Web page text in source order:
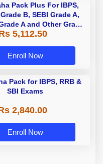
Pack Plus For IBPS,
B, SEBI Grade A,
A and Other Grade
B Bank Exams
5,112.50
Enroll Now
Pack for IBPS, RRB &
SBI Exams
2,840.00
Enroll Now